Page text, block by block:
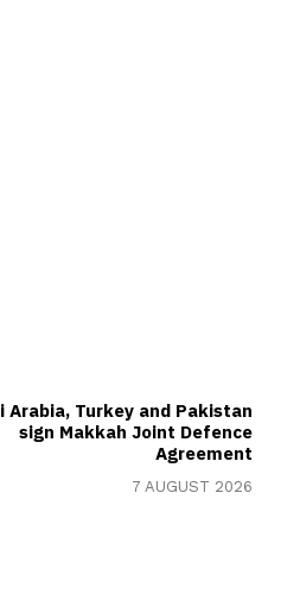
Arabia, Turkey and Pakistan
sign Makkah Joint Defence
Agreement
7 AUGUST 2026